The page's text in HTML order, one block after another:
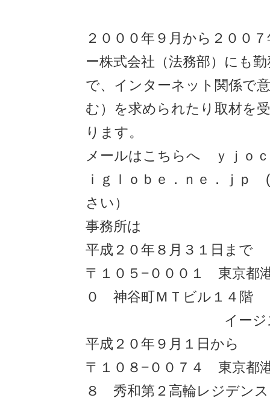
２０００年９月から２００
ー株式会社（法務部）にも
で、インターネット関係で
む）を求められたり取材を
ります。
メールはこちらへ ｙｊｏ
ｉｇｌｏｂｅ．ｎｅ．ｊｐ
さい）
事務所は
平成２０年８月３１日まで
〒１０５−０００１ 東京都
０ 神谷町ＭＴビル１４階
イージス法律
平成２０年９月１日から
〒１０８−００７４ 東京都
８ 秀和第２高輪レジデン